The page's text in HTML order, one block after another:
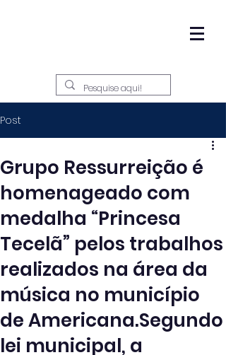
Post
Grupo Ressurreição é
homenageado com
medalha “Princesa
Tecelã” pelos trabalhos
realizados na área da
música no município
de Americana.Segundo
lei municipal, a